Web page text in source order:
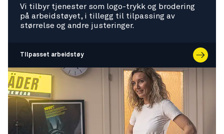
Vi tilbyr tjenester som logo-trykk og brodering
på arbeidstøyet, i tillegg til tilpassing av
størrelse og andre justeringer.
TIlpasset arbeidstøy